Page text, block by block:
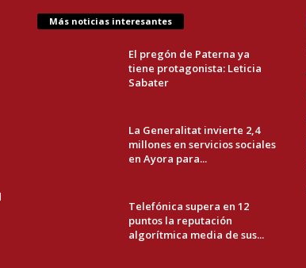
Más noticias interesantes
El pregón de Paterna ya
tiene protagonista: Leticia
Sabater
La Generalitat invierte 2,4
millones en servicios sociales
en Ayora para...
Telefónica supera en 12
puntos la reputación
algorítmica media de sus...